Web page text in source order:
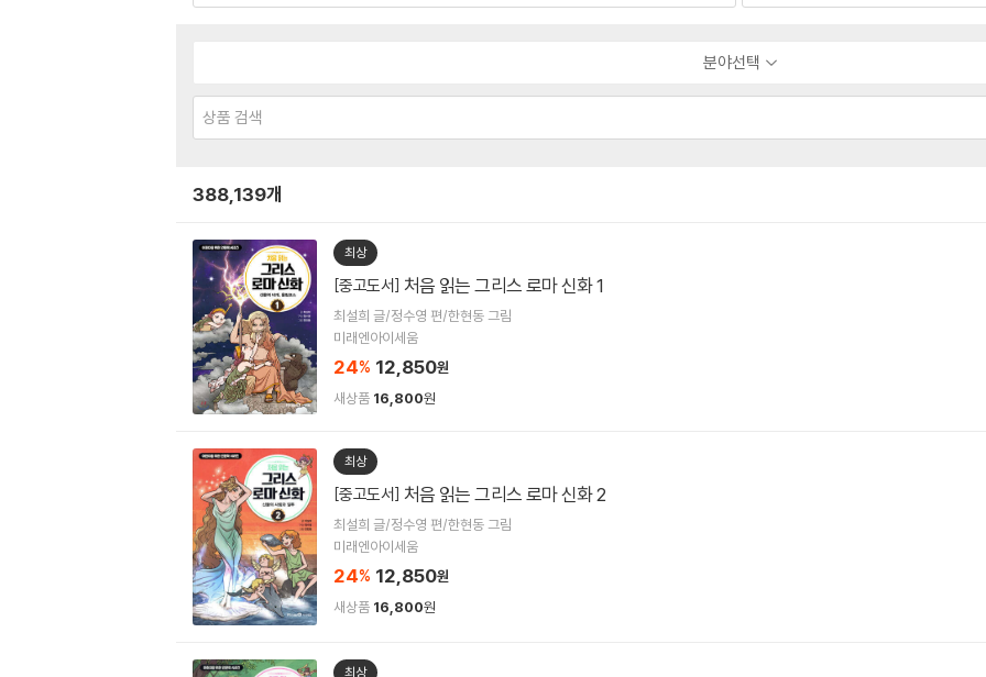
분야선택
388,139개
최상
[중고도서] 처음 읽는 그리스 로마 신화 1
최설희 글/정수영 편/한현동 그림
미래엔아이세움
24% 12,850원
새상품 16,800원
최상
[중고도서] 처음 읽는 그리스 로마 신화 2
최설희 글/정수영 편/한현동 그림
미래엔아이세움
24% 12,850원
새상품 16,800원
최상